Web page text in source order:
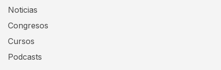
Noticias
Congresos
Cursos
Podcasts